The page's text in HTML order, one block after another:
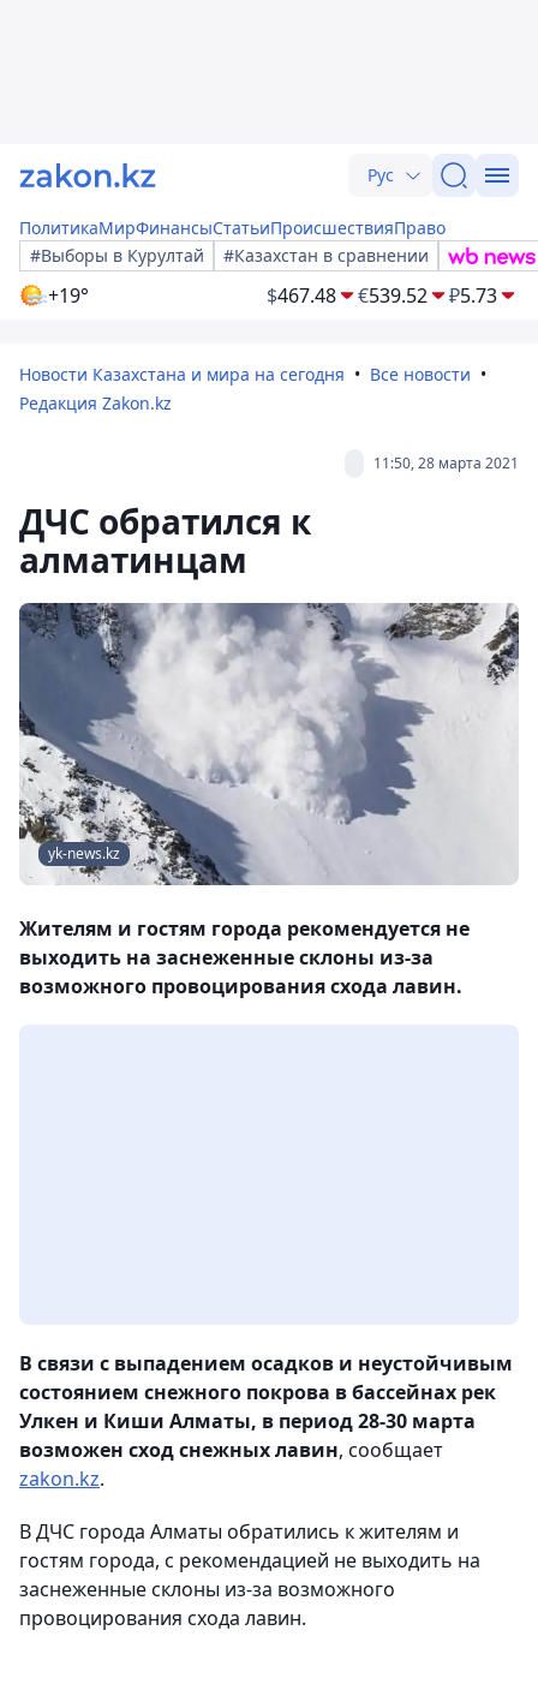
Рус
ПолитикаМирФинансыСтатьиПроисшествияПраво
#Выборы в Курултай
#Казахстан в сравнении
+19° $467.48 €539.52 ₽5.73
Новости Казахстана и мира на сегодня
Все новости
Редакция Zakon.kz
11:50, 28 марта 2021
ДЧС обратился к
алматинцам
yk-news.kz
Жителям и гостям города рекомендуется не
выходить на заснеженные склоны из-за
возможного провоцирования схода лавин.
В связи с выпадением осадков и неустойчивым
состоянием снежного покрова в бассейнах рек
Улкен и Киши Алматы, в период 28-30 марта
возможен сход снежных лавин, сообщает
zakon.kz.
В ДЧС города Алматы обратились к жителям и
гостям города, с рекомендацией не выходить на
заснеженные склоны из-за возможного
провоцирования схода лавин.